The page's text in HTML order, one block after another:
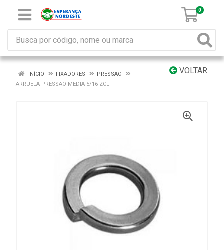
0
VOLTAR
INÍCIO FIXADORES
PRESSAO
ARRUELA PRESSAO MEDIA 5/16 ZCL